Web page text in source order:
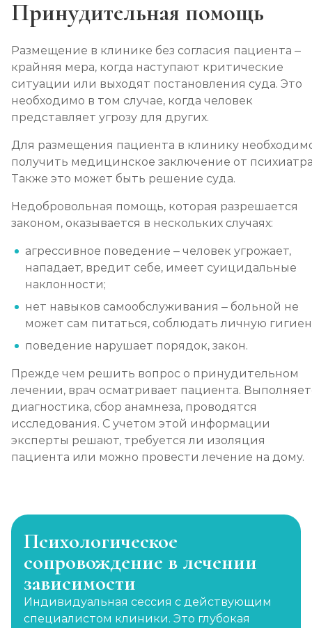
Принудительная помощь
Размещение в клинике без согласия пациента –
крайняя мера, когда наступают критические
ситуации или выходят постановления суда. Это
необходимо в том случае, когда человек
представляет угрозу для других.
Для размещения пациента в клинику
получить медицинское заключение от
Также это может быть решение суда.
Недобровольная помощь, которая разрешается
законом, оказывается в нескольких случаях:
агрессивное поведение – человек угрожает,
нападает, вредит себе, имеет суицидальные
наклонности;
нет навыков самообслуживания – больной не
может сам питаться, соблюдать личную
поведение нарушает порядок, закон.
Прежде чем решить вопрос о принудительном
лечении, врач осматривает пациента.
диагностика, сбор анамнеза, проводятся
исследования. С учетом этой информации
эксперты решают, требуется ли изоляция
пациента или можно провести лечение на дому.
Психологическое
сопровождение в лечении
зависимости
Индивидуальная сессия с действующим
специалистом клиники. Это глубокая